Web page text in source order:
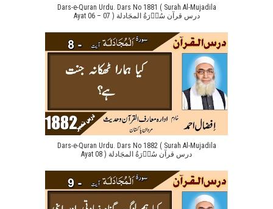
Dars-e-Quran Urdu. Dars No 1881 ( Surah Al-Mujadila
Ayat 06 – 07 ) درس قرآن سُوۡرَةُ المجَادلة
Dars-e-Quran Urdu. Dars No 1882 ( Surah Al-Mujadila
Ayat 08 ) درس قرآن سُوۡرَةُ المجَادلة